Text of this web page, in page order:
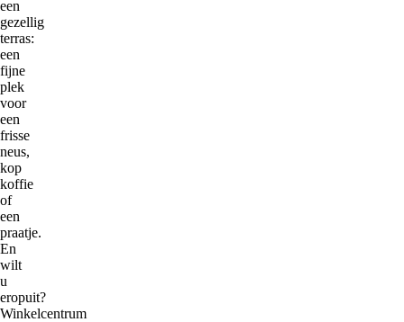
een
gezellig
terras:
een
fijne
plek
voor
een
frisse
neus,
kop
koffie
of
een
praatje.
En
wilt
u
eropuit?
Winkelcentrum